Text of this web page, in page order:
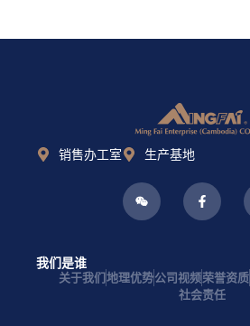
销售办工室 生产基地
我们是谁
关于我们 地理优势公司视频荣誉资质
社会责任